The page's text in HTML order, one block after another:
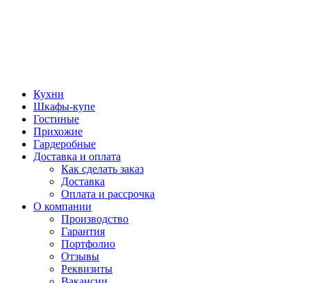
Кухни
Шкафы-купе
Гостиные
Прихожие
Гардеробные
Доставка и оплата
Как сделать заказ
Доставка
Оплата и рассрочка
О компании
Производство
Гарантия
Портфолио
Отзывы
Реквизиты